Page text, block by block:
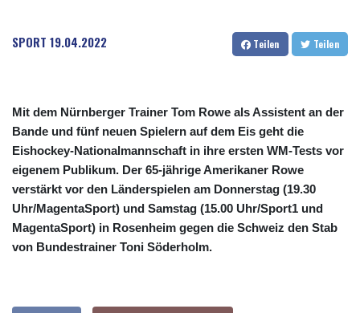
SPORT 19.04.2022 Teilen Teilen
Mit dem Nürnberger Trainer Tom Rowe als Assistent an der
Bande und fünf neuen Spielern auf dem Eis geht die
Eishockey-Nationalmannschaft in ihre ersten WM-Tests vor
eigenem Publikum. Der 65-jährige Amerikaner Rowe
verstärkt vor den Länderspielen am Donnerstag (19.30
Uhr/MagentaSport) und Samstag (15.00 Uhr/Sport1 und
MagentaSport) in Rosenheim gegen die Schweiz den Stab
von Bundestrainer Toni Söderholm.